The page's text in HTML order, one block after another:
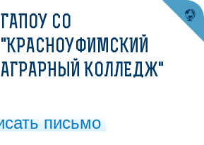
ГАПОУ СО
"КРАСНОУФИМСКИЙ
АГРАРНЫЙ КОЛЛЕДЖ"
письмо